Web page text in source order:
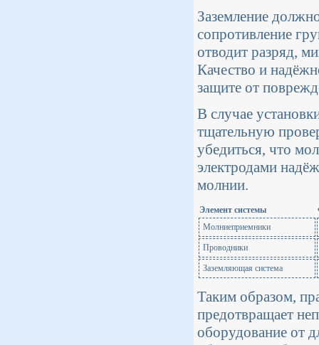
Заземление
сопротивление
отводит разряд,
Качество и
защите от
В случае
тщательную
убедиться, что
электродами
молнии.
Элемент системы
Молниеприемники
Проводники
Заземляющая система
Таким образом,
предотвращает
оборудование от